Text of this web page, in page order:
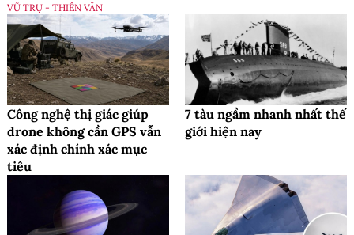
VŨ TRỤ - THIÊN VĂN
Công nghệ thị giác giúp
drone không cần GPS vẫn
xác định chính xác mục
tiêu
7 tàu ngầm nhanh nhất thế
giới hiện nay